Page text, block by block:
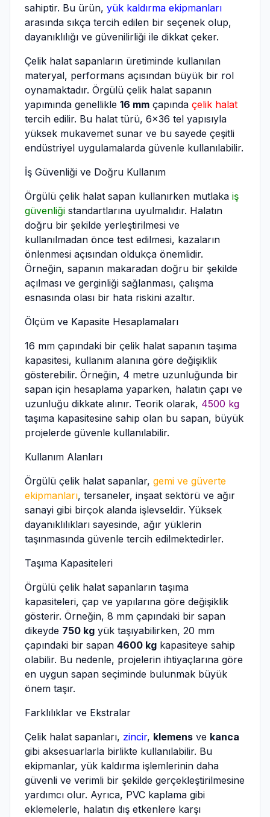
sahiptir. Bu ürün, yük kaldırma ekipmanları
arasında sıkça tercih edilen bir seçenek olup,
dayanıklılığı ve güvenilirliği ile dikkat çeker.
Çelik halat sapanların üretiminde kullanılan
materyal, performans açısından büyük bir rol
oynamaktadır. Örgülü çelik halat sapanın
yapımında genellikle 16 mm çapında çelik halat
tercih edilir. Bu halat türü, 6x36 tel yapısıyla
yüksek mukavemet sunar ve bu sayede çeşitli
endüstriyel uygulamalarda güvenle kullanılabilir.
İş Güvenliği ve Doğru Kullanım
Örgülü çelik halat sapan kullanırken mutlaka iş
güvenliği standartlarına uyulmalıdır. Halatın
doğru bir şekilde yerleştirilmesi ve
kullanılmadan önce test edilmesi, kazaların
önlenmesi açısından oldukça önemlidir.
Örneğin, sapanın makaradan doğru bir şekilde
açılması ve gerginliği sağlanması, çalışma
esnasında olası bir hata riskini azaltır.
Ölçüm ve Kapasite Hesaplamaları
16 mm çapındaki bir çelik halat sapanın taşıma
kapasitesi, kullanım alanına göre değişiklik
gösterebilir. Örneğin, 4 metre uzunluğunda bir
sapan için hesaplama yaparken, halatın çapı ve
uzunluğu dikkate alınır. Teorik olarak, 4500 kg
taşıma kapasitesine sahip olan bu sapan, büyük
projelerde güvenle kullanılabilir.
Kullanım Alanları
Örgülü çelik halat sapanlar, gemi ve güverte
ekipmanları, tersaneler, inşaat sektörü ve ağır
sanayi gibi birçok alanda işlevseldir. Yüksek
dayanıklılıkları sayesinde, ağır yüklerin
taşınmasında güvenle tercih edilmektedirler.
Taşıma Kapasiteleri
Örgülü çelik halat sapanların taşıma
kapasiteleri, çap ve yapılarına göre değişiklik
gösterir. Örneğin, 8 mm çapındaki bir sapan
dikeyde 750 kg yük taşıyabilirken, 20 mm
çapındaki bir sapan 4600 kg kapasiteye sahip
olabilir. Bu nedenle, projelerin ihtiyaçlarına göre
en uygun sapan seçiminde bulunmak büyük
önem taşır.
Farklılıklar ve Ekstralar
Çelik halat sapanları, zincir, klemens ve kanca
gibi aksesuarlarla birlikte kullanılabilir. Bu
ekipmanlar, yük kaldırma işlemlerinin daha
güvenli ve verimli bir şekilde gerçekleştirilmesine
yardımcı olur. Ayrıca, PVC kaplama gibi
eklemelerle, halatın dış etkenlere karşı